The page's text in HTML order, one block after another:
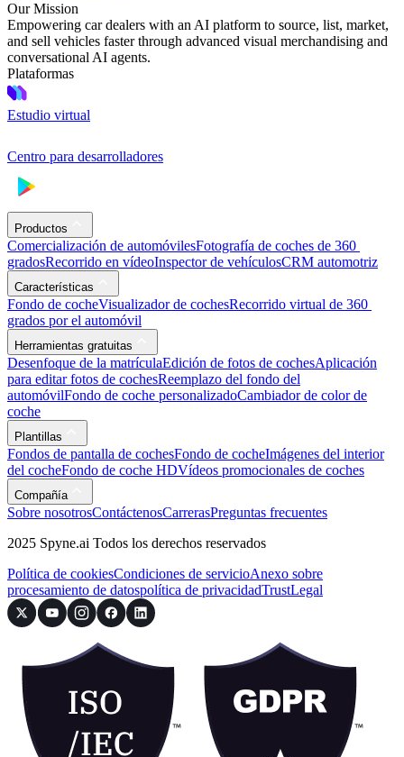
Our Mission
Empowering car dealers with an AI platform to source, list, market,
and sell vehicles faster through advanced visual merchandising and
conversational AI agents.
Plataformas
Estudio virtual
Centro para desarrolladores
Productos
Comercialización de automóvilesFotografía de coches de 360 ​​
gradosRecorrido en vídeoInspector de vehículosCRM automotriz
Características
Fondo de cocheVisualizador de cochesRecorrido virtual de 360 ​​
grados por el automóvil
Herramientas gratuitas
Desenfoque de la matrículaEdición de fotos de cochesAplicación
para editar fotos de cochesReemplazo del fondo del
automóvilFondo de coche personalizadoCambiador de color de
coche
Plantillas
Fondos de pantalla de cochesFondo de cocheImágenes del interior
del cocheFondo de coche HDVídeos promocionales de coches
Compañía
Sobre nosotrosContáctenosCarrerasPreguntas frecuentes
2025 Spyne.ai Todos los derechos reservados
Política de cookiesCondiciones de servicioAnexo sobre
procesamiento de datospolítica de privacidadTrustLegal